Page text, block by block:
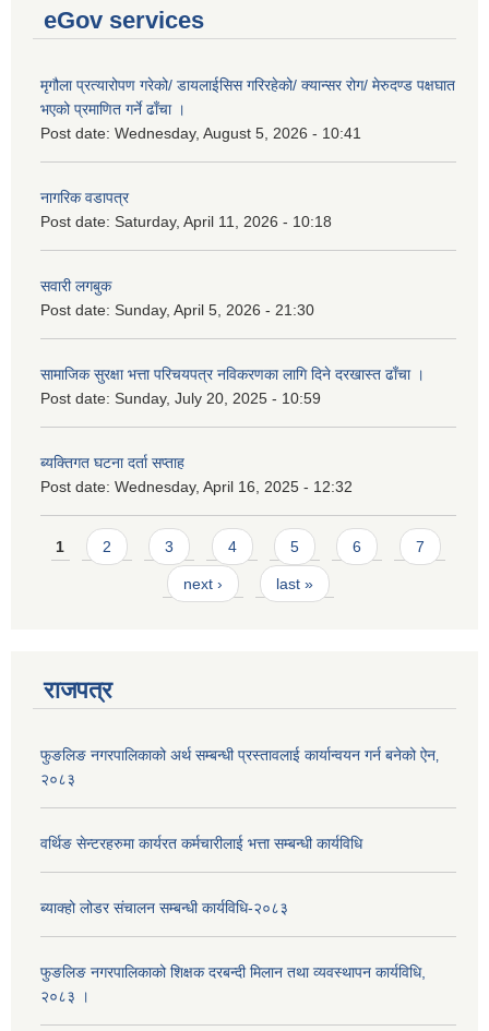
eGov services
मृगौला प्रत्यारोपण गरेको/ डायलाईसिस गरिरहेको/ क्यान्सर रोग/ मेरुदण्ड पक्षघात
भएको प्रमाणित गर्ने ढाँचा ।
Post date: Wednesday, August 5, 2026 - 10:41
नागरिक वडापत्र
Post date: Saturday, April 11, 2026 - 10:18
सवारी लगबुक
Post date: Sunday, April 5, 2026 - 21:30
सामाजिक सुरक्षा भत्ता परिचयपत्र नविकरणका लागि दिने दरखास्त ढाँचा ।
Post date: Sunday, July 20, 2025 - 10:59
ब्यक्तिगत घटना दर्ता सप्ताह
Post date: Wednesday, April 16, 2025 - 12:32
Pages
1 2 3 4 5 6 7
next › last »
राजपत्र
फुङलिङ नगरपालिकाको अर्थ सम्बन्धी प्रस्तावलाई कार्यान्वयन गर्न बनेको ऐन‚
२०८३
वर्थिङ सेन्टरहरुमा कार्यरत कर्मचारीलाई भत्ता सम्बन्धी कार्यविधि
ब्याक्हो लोडर संचालन सम्बन्धी कार्यविधि-२०८३
फुङलिङ नगरपालिकाको शिक्षक दरबन्दी मिलान तथा व्यवस्थापन कार्यविधि,
२०८३ ।